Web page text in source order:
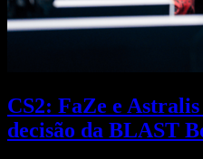
CS2: FaZe e
decisão da BLAST